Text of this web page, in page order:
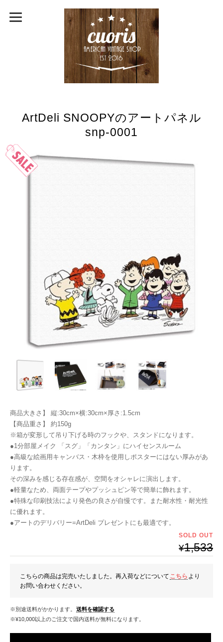
ArtDeli SNOOPYのアートパネル
snp-0001
商品大きさ】 縦:30cm×横:30cm×厚さ:1.5cm
【商品重さ】 約150g
※箱が変形して吊り下げる時のフックや、スタンドになります。
●1分部屋メイク 「スグ」「カンタン」にハイセンスルーム
●高級な絵画用キャンバス・木枠を使用しポスターにはない厚みがあ
ります。
その深みを感じる存在感が、空間をオシャレに演出します。
●軽量なため、両面テープやプッシュピン等で簡単に飾れます。
●特殊な印刷技法により発色の良さが自慢です。また耐水性・耐光性
に優れます。
●アートのデリバリー=ArtDeli プレゼントにも最適です。
SOLD OUT
¥1,533
こちらの商品は完売いたしました。再入荷などについて こちら より
お問い合わせください。
※別途送料がかかります。 送料を確認する
※¥10,000以上のご注文で国内送料が無料になります。